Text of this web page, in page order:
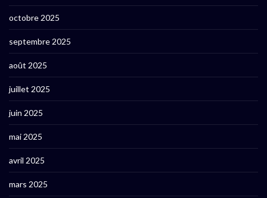
octobre 2025
septembre 2025
août 2025
juillet 2025
juin 2025
mai 2025
avril 2025
mars 2025